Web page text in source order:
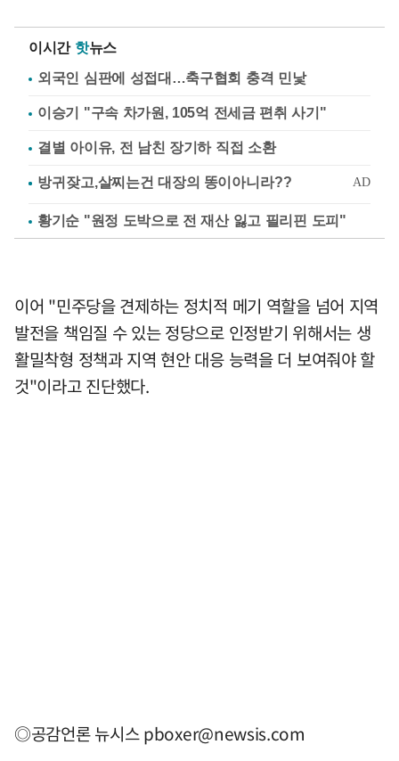
이시간 핫뉴스
외국인 심판에 성접대…축구협회 충격 민낯
이승기 "구속 차가원, 105억 전세금 편취 사기"
결별 아이유, 전 남친 장기하 직접 소환
황기순 "원정 도박으로 전 재산 잃고 필리핀 도피"
이어 "민주당을 견제하는 정치적 메기 역할을 넘어 지역
발전을 책임질 수 있는 정당으로 인정받기 위해서는 생
활밀착형 정책과 지역 현안 대응 능력을 더 보여줘야 할
것"이라고 진단했다.
◎공감언론 뉴시스pboxer@newsis.com